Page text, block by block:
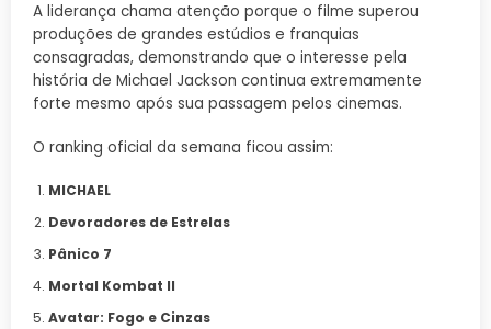
A liderança chama atenção porque o filme superou
produções de grandes estúdios e franquias
consagradas, demonstrando que o interesse pela
história de Michael Jackson continua extremamente
forte mesmo após sua passagem pelos cinemas.
O ranking oficial da semana ficou assim:
MICHAEL
Devoradores de Estrelas
Pânico 7
Mortal Kombat II
Avatar: Fogo e Cinzas